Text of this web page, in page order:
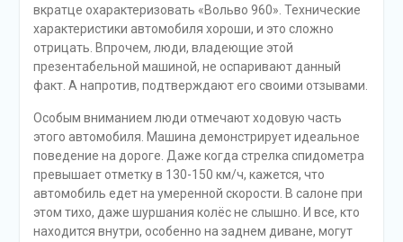
вкратце охарактеризовать «Вольво 960». Технические
характеристики автомобиля хороши, и это сложно
отрицать. Впрочем, люди, владеющие этой
презентабельной машиной, не оспаривают данный
факт. А напротив, подтверждают его своими отзывами.
Особым вниманием люди отмечают ходовую часть
этого автомобиля. Машина демонстрирует идеальное
поведение на дороге. Даже когда стрелка спидометра
превышает отметку в 130-150 км/ч, кажется, что
автомобиль едет на умеренной скорости. В салоне при
этом тихо, даже шуршания колёс не слышно. И все, кто
находится внутри, особенно на заднем диване, могут